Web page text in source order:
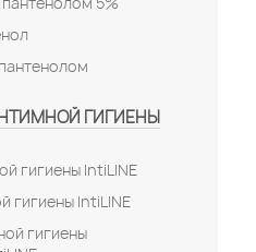
ГИГИЕНЫ
гигиены IntiLINE
гигиены IntiLINE
гигиены